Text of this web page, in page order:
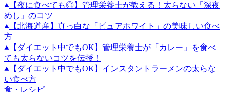
【夜に食べても◎】管理栄養士が教える！太らない「深夜
めし」のコツ
【北海道産】真っ白な「ピュアホワイト」の美味しい食べ
方
【ダイエット中でもOK】管理栄養士が「カレー」を食べ
ても太らないコツを伝授！
【ダイエット中でもOK】インスタントラーメンの太らな
い食べ方
食・レシピ